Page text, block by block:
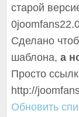
старой
0joomfans
Сделано
шаблона, а
Просто
http://
Обновить